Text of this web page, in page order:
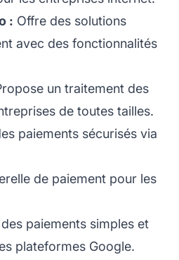
: Offre des solutions
avec des fonctionnalités
un traitement des
de toutes tailles.
paiements sécurisés via
de paiement pour les
paiements simples et
plateformes Google.